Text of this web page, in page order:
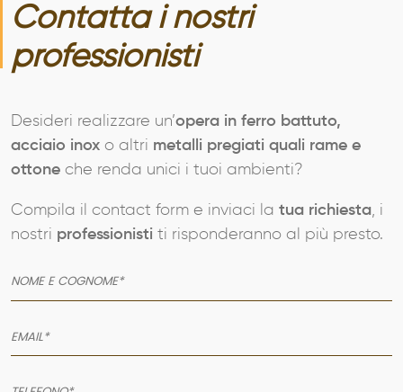
Contatta i nostri
professionisti
Desideri realizzare un’opera in ferro battuto,
acciaio inox o altri metalli pregiati quali rame e
ottone che renda unici i tuoi ambienti?
Compila il contact form e inviaci la tua richiesta, i
nostri professionisti ti risponderanno al più presto.